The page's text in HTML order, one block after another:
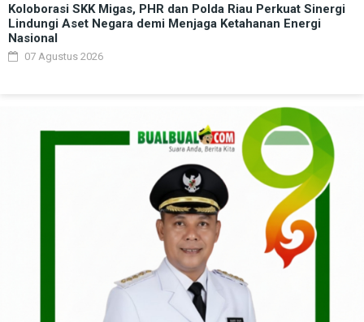
Koloborasi SKK Migas, PHR dan Polda Riau Perkuat Sinergi
Lindungi Aset Negara demi Menjaga Ketahanan Energi
Nasional
07 Agustus 2026